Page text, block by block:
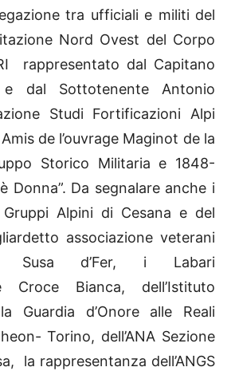
tra ufficiali e militi del
Nord Ovest del Corpo
rappresentato dal Capitano
dal Sottotenente Antonio
Studi Fortificazioni Alpi
de l’ouvrage Maginot de la
Storico Militaria e 1848-
Donna”. Da segnalare anche i
Alpini di Cesana e del
associazione veterani
Susa d’Fer, i Labari
Croce Bianca, dell’Istituto
Guardia d’Onore alle Reali
Torino, dell’ANA Sezione
la rappresentanza dell’ANGS